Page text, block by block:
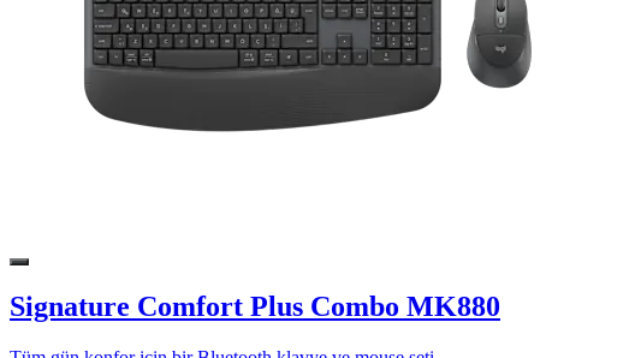
Signature Comfort Plus Combo MK880